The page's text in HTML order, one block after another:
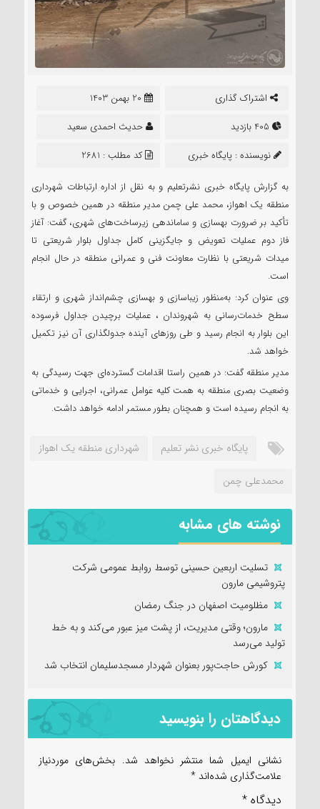
اشتراک گذاری
20 بهمن 1403
حدیث احمدی سعید
نویسنده : پایگاه خبری
نشر تعلیم
کد مطلب : 2681
به گزارش پایگاه خبری نشرتعلیم و به نقل از اداره ارتباطات شهرداری
منطقه یک اهواز، محمد علی چمن مدیر منطقه در همین خصوص و با
تأکید بر ضرورت بهسازی و ساماندهی زیرساخت‌های شهری، گفت: آغاز
فاز دوم عملیات‌ تعویض و جایگزینی کامل جداول بلوار شریعتی تا
میدات شریعتی با نظارت معاونت فنی و عمرانی منطقه در حال انجام
است.
وی عنوان کرد: به‌منظور زیباسازی و بهسازی چشم‌انداز شهری و ارتقاء
سطح خدمات‌رسانی به شهروندان ، عملیات برچیدن جداول فرسوده
این بلوار به انجام رسید و طی روزهای آینده جدولگذاری آن نیز تکمیل
خواهد شد.
مدیر منطقه گفت: در همین راستا اقدامات گسترده‌ای جهت رسیدگی به
وضعیت بصری منطقه به همت کلیه عوامل عمرانی، اجرایی و خدماتی
به انجام‌ رسیده است و همچنان بطور مستمر ادامه خواهد داشت.
پایگاه خبری نشر تعلیم شهرداری منطقه یک اهواز
محمدعلی چمن
نوشته های مشابه
تسلیت اربعین حسینی توسط روابط عمومی شرکت
پتروشیمی مارون
مظلومیت اصفهان در جنگ رمضان
مارون؛ وقتی مدیریت، از پشت میز عبور می‌کند و به خط
تولید می‌رسد
کورش حاجت‌پور بعنوان شهردار مسجدسلیمان انتخاب شد
دیدگاهتان را بنویسید
نشانی ایمیل شما منتشر نخواهد شد. بخش‌های موردنیاز
علامت‌گذاری شده‌اند *
دیدگاه *